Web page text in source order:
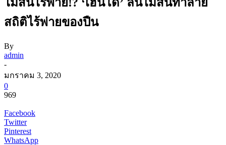
สถิติไร้พ่ายของปืน
By
admin
-
มกราคม 3, 2020
0
969
Facebook
Twitter
Pinterest
WhatsApp